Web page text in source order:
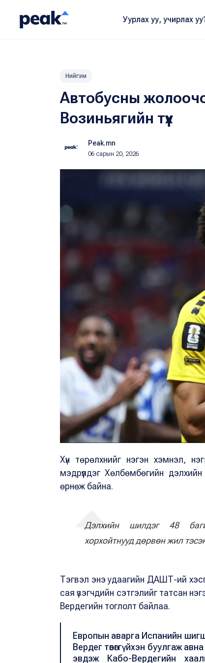
Уурлах уу, учирлах
Нийгэм
Автобусны
Возиньягийн түүх
Peak.mn
06 сарын 20, 2026
Хүн төрөлхнийг нэгэн хэмнэл,
мэдрүүлдэг Хөлбөмбөгийн
өрнөж байна.
Дэлхийн шилдэг 48
хорхойтнууд дөрвөн жил
Тэгвэл энэ удаагийн ДАШТ-ий
сая үзэгчдийн сэтгэлийг татсан
Вердегийн тоглолт байлаа.
Европын аварга Испанийн
Вердег төвөггүйхэн буулгаж
эвдэж Кабо-Вердегийн